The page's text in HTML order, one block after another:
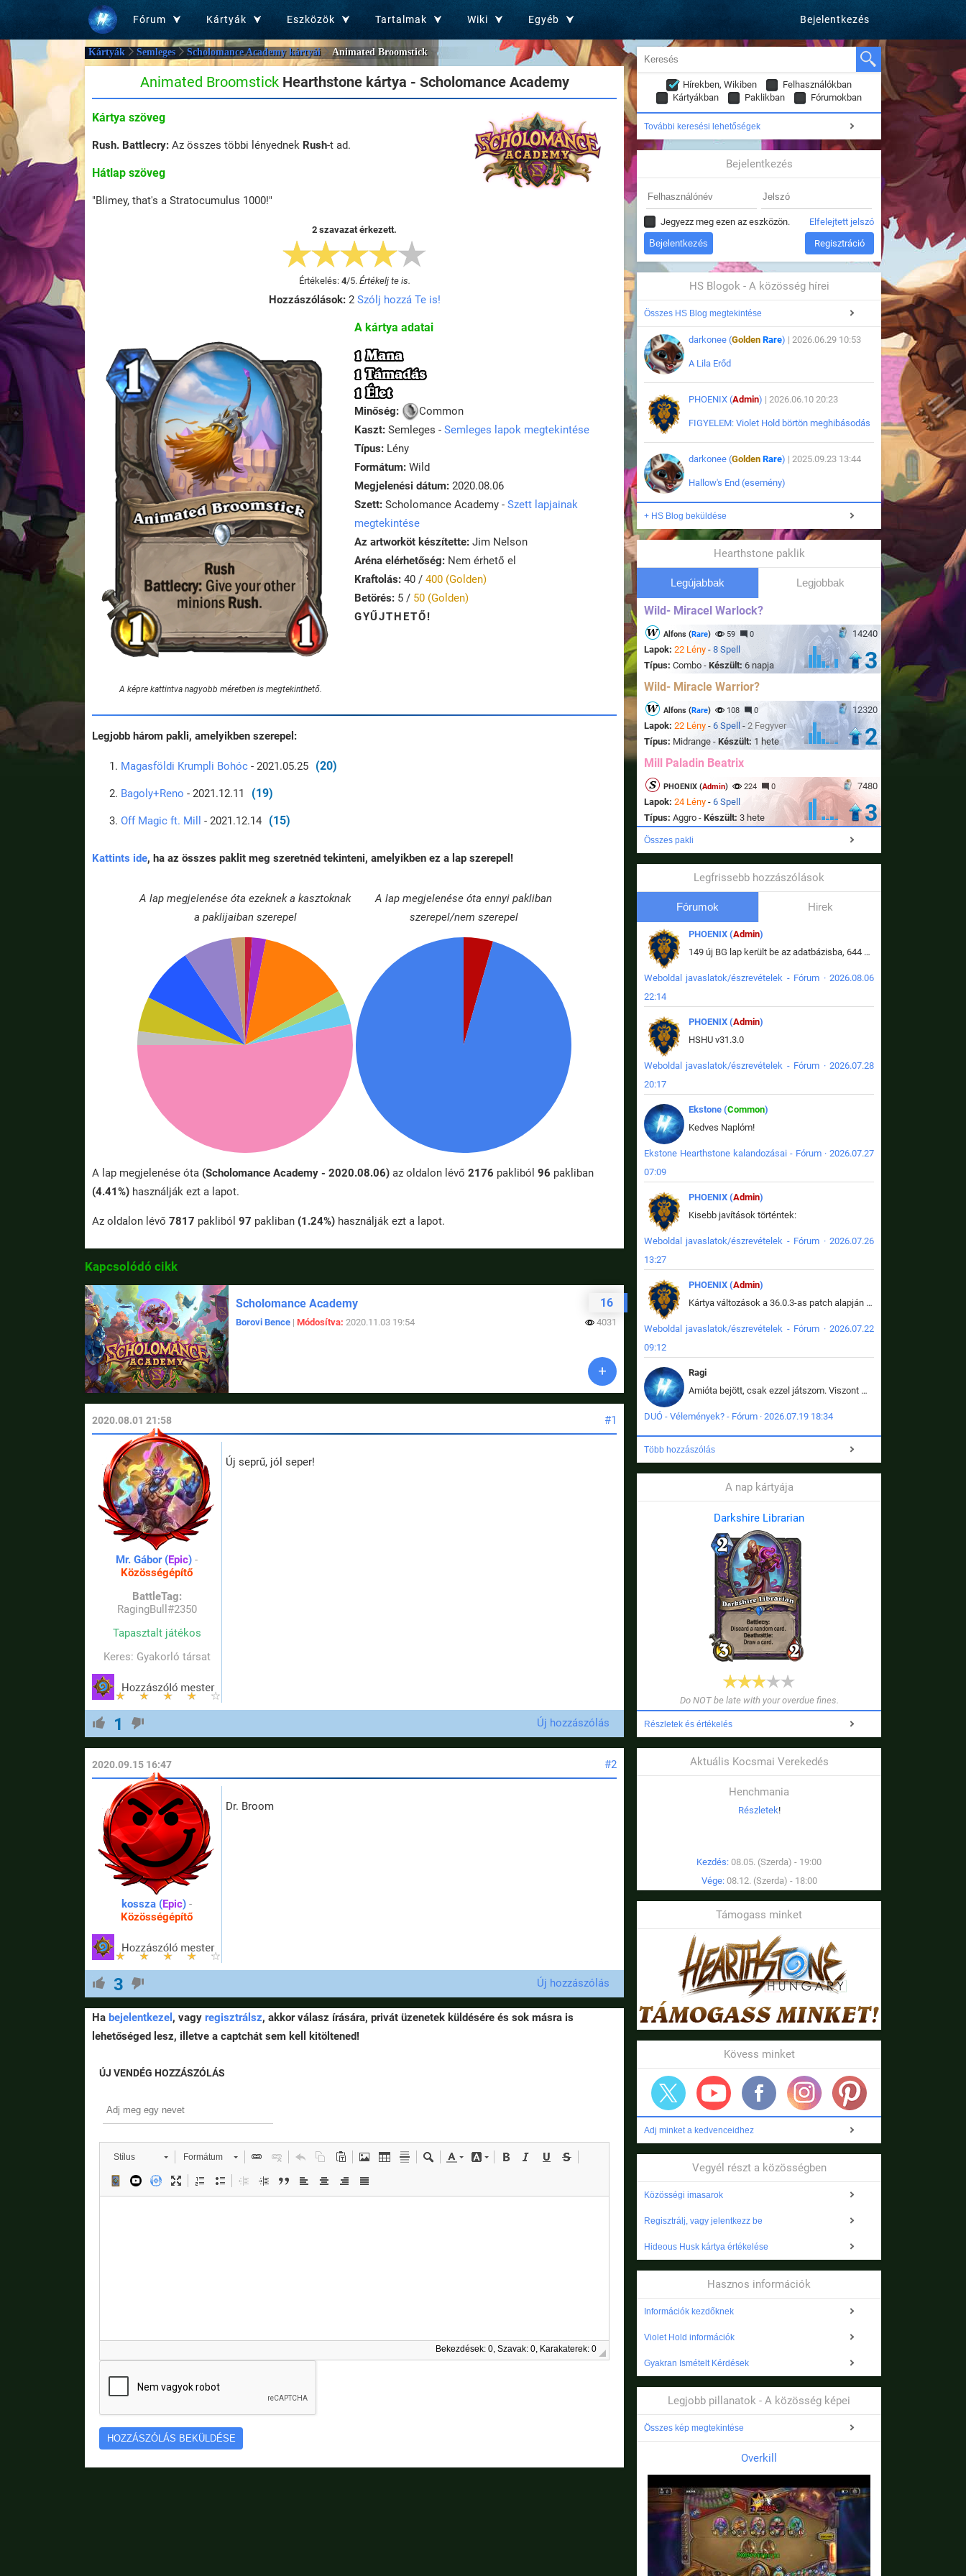
Fórum Kártyák Eszközök Tartalmak Wiki Egyéb Bejelentkezés
Kártyák Semleges Scholomance Academy kártyái Animated Broomstick
Animated BroomstickHearthstone kártya - Scholomance Academy
Kártya szöveg
Rush. Battlecry: Az összes többi lényednek Rush-t ad.
Hátlap szöveg
"Blimey, that's a Stratocumulus 1000!"
2 szavazat érkezett.
Értékelés: 4/5. Értékelj te is.
Hozzászólások:2 Szólj hozzá Te is!
A képre kattintva nagyobb méretben is megtekinthető.
A kártya adatai
1 Mana
1 Támadás
1 Élet
Minőség:
Common
Kaszt: Semleges - Semleges lapok megtekintése
Típus: Lény
Formátum: Wild
Megjelenési dátum: 2020.08.06
Szett: Scholomance Academy - Szett lapjainak
megtekintése
Az artworköt készítette: Jim Nelson
Aréna elérhetőség: Nem érhető el
Kraftolás: 40 / 400 (Golden)
Betörés: 5 / 50 (Golden)
GYŰJTHETŐ!
Legjobb három pakli, amelyikben szerepel:
Magasföldi Krumpli Bohóc - 2021.05.25 (20)
Bagoly+Reno - 2021.12.11 (19)
Off Magic ft. Mill - 2021.12.14 (15)
Kattints ide, ha az összes paklit meg szeretnéd tekinteni, amelyikben ez a lap szerepel!
A lap megjelenése óta ezeknek a kasztoknak
a paklijaiban szerepel
A lap megjelenése óta ennyi pakliban
szerepel/nem szerepel
A lap megjelenése óta (Scholomance Academy - 2020.08.06) az oldalon lévő 2176 pakliból 96 pakliban
(4.41%) használják ezt a lapot.
Az oldalon lévő 7817 pakliból 97 pakliban (1.24%) használják ezt a lapot.
Kapcsolódó cikk
16
Scholomance Academy
Borovi Bence | Módosítva: 2020.11.03 19:54 4031
#1
2020.08.01 21:58
Mr. Gábor (Epic) -
Közösségépítő
BattleTag:
RagingBull#2350
Tapasztalt játékos
Keres: Gyakorló társat
Új seprű, jól seper!
1 Új hozzászólás
#2
2020.09.15 16:47
kossza (Epic) -
Közösségépítő
Dr. Broom
3 Új hozzászólás
Ha bejelentkezel , vagy regisztrálsz, akkor válasz írására, privát üzenetek küldésére és sok másra is
lehetőséged lesz, illetve a captchát sem kell kitöltened!
ÚJ VENDÉG HOZZÁSZÓLÁS
Stílus Formátum
Bekezdések: 0, Szavak: 0, Karakaterek: 0
Hírekben, Wikiben
Felhasználókban
Kártyákban
Paklikban Fórumokban
További keresési lehetőségek
Bejelentkezés
Jegyezz meg ezen az eszközön. Elfelejtett jelszó
Regisztráció
HS Blogok - A közösség hírei
Összes HS Blog megtekintése
darkonee (Golden Rare) | 2026.06.29 10:53
A Lila Erőd
PHOENIX (Admin) | 2026.06.10 20:23
FIGYELEM: Violet Hold börtön meghibásodás
darkonee (Golden Rare) | 2025.09.23 13:44
Hallow's End (esemény)
+ HS Blog beküldése
Hearthstone paklik
Legújabbak Legjobbak
Wild- Miracel Warlock?
14240
Alfons (Rare) 59 0
Lapok: 22 Lény - 8 Spell
Típus: Combo - Készült: 6 napja 3
Wild- Miracle Warrior?
12320
Alfons (Rare) 108 0
Lapok: 22 Lény - 6 Spell - 2 Fegyver
Típus: Midrange - Készült: 1 hete 2
Mill Paladin Beatrix
7480
PHOENIX (Admin) 224 0
Lapok: 24 Lény - 6 Spell
Típus: Aggro - Készült: 3 hete 3
Összes pakli
Legfrissebb hozzászólások
Fórumok Hirek
PHOENIX (Admin)
149 új BG lap került be az adatbázisba, 644 db meglévő BG lap módosult, bekerültek az új képek a megváltozott lapokhoz is.
Weboldal javaslatok/észrevételek - Fórum · 2026.08.06
22:14
PHOENIX (Admin)
HSHU v31.3.0
Weboldal javaslatok/észrevételek - Fórum · 2026.07.28
20:17
Ekstone (Common)
Kedves Naplóm!
Ekstone Hearthstone kalandozásai - Fórum · 2026.07.27
07:09
PHOENIX (Admin)
Kisebb javítások történtek:
Weboldal javaslatok/észrevételek - Fórum · 2026.07.26
13:27
PHOENIX (Admin)
Kártya változások a 36.0.3-as patch alapján frissítve az adatbázisban (képek is cserélve).
Weboldal javaslatok/észrevételek - Fórum · 2026.07.22
09:12
Ragi
Amióta bejött, csak ezzel játszom. Viszont mint minden más - akár az alapjáték is, ez is baromira összetett lett. Néha már pár kör után is esélytelen az egész. Vagy irreállisan túltápol valaki, vagy lelép a partner, vagy csak hülye mint a segg. És amikor eljönne az én időm, na akkor jön el mindenki másé is. Engem jobban érdekelne, hogy ki milyen ratingen szokott játszani. Na ez lenne egy érdekes adat.
DUÓ - Vélemények? - Fórum · 2026.07.19 18:34
Több hozzászólás
A nap kártyája
Darkshire Librarian
Do NOT be late with your overdue fines.
Részletek és értékelés
Aktuális Kocsmai Verekedés
Henchmania
Részletek!
Kezdés: 08.05. (Szerda) - 19:00
Vége: 08.12. (Szerda) - 18:00
Támogass minket
Kövess minket
Adj minket a kedvenceidhez
Vegyél részt a közösségben
Közösségi imasarok
Regisztrálj, vagy jelentkezz be
Hideous Husk kártya értékelése
Hasznos információk
Információk kezdőknek
Violet Hold információk
Gyakran Ismételt Kérdések
Legjobb pillanatok - A közösség képei
Összes kép megtekintése
Overkill